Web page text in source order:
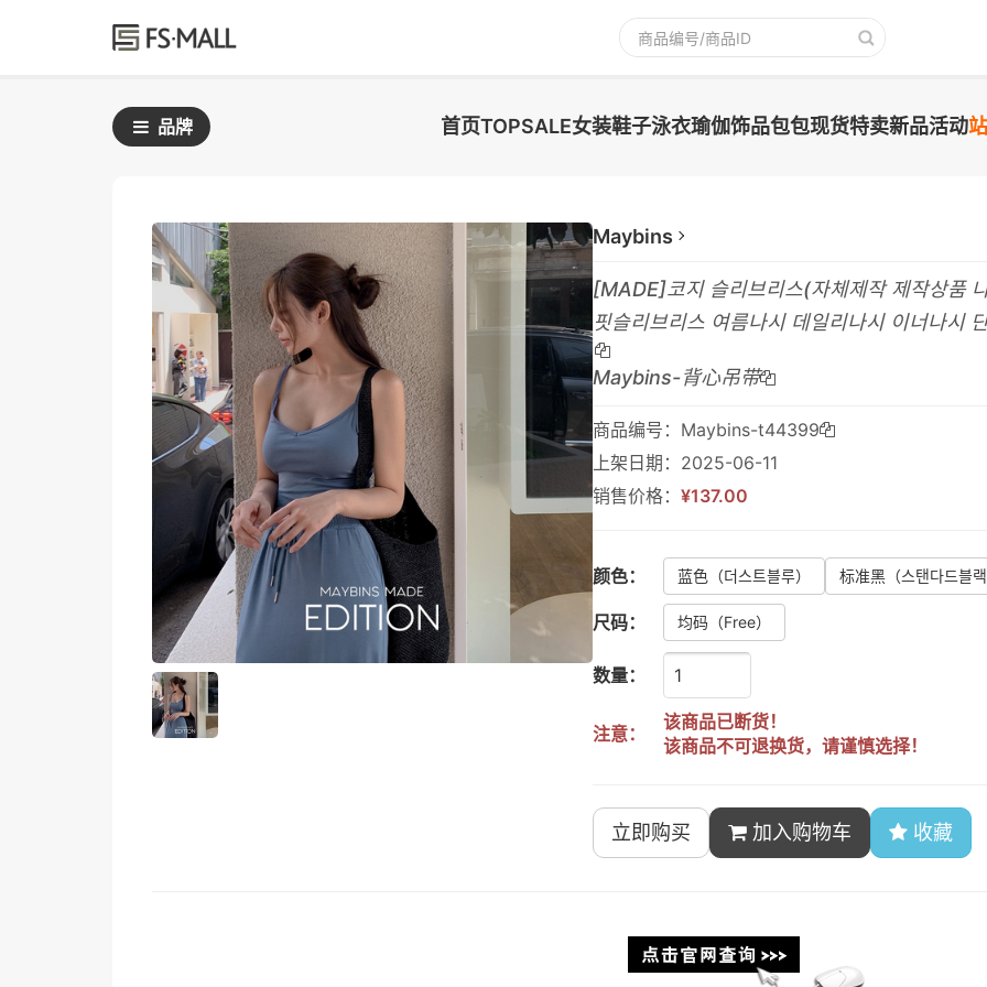
品牌 首页TOPSALE女装鞋子泳衣瑜伽饰品包包现货特卖新品活动
Maybins
[MADE]코지 슬리브리스(자체제작 제작상품
핏슬리브리스 여름나시 데일리나시 이너나시
Maybins-背心吊带
商品编号：Maybins-t44399
上架日期：2025-06-11
销售价格： ¥137.00
颜色： 蓝色 （더스트블루） 标准黑 （스탠다드블
尺码： 均码 （Free）
数量：
注意：
该商品已断货！
该商品不可退换货，请谨慎选择！
立即购买 加入购物车 收藏